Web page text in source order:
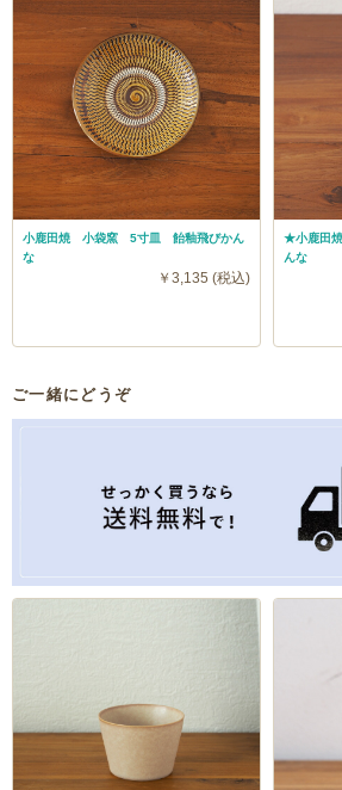
小鹿田焼 小袋窯 5寸皿 飴釉飛びかん
な
￥3,135 (税込)
★小鹿田
んな
ご一緒にどうぞ